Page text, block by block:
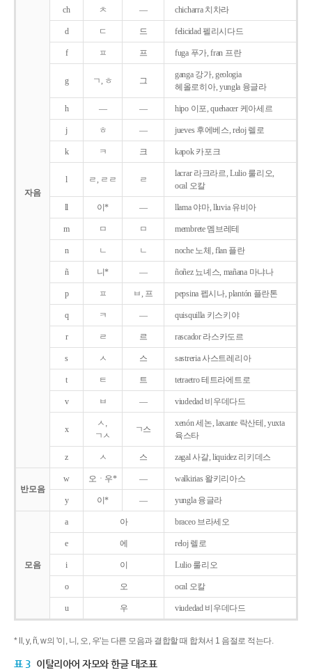
자음
ch ㅊ ― chicharra 치차라
d ㄷ 드 felicidad 펠리시다드
f ㅍ 프 fuga 푸가, fran 프란
g ㄱ, ㅎ 그
ganga 강가, geologia
헤올로히아, yungla 융글라
h ― ― hipo 이포, quehacer 케아세르
j ㅎ ― jueves 후에베스, reloj 렐로
k ㅋ 크 kapok 카포크
l ㄹ, ㄹㄹ ㄹ
lacrar 라크라르, Lulio 룰리오,
ocal 오칼
ll 이* ― llama 야마, lluvia 유비아
m ㅁ ㅁ membrete 멤브레테
n ㄴ ㄴ noche 노체, flan 플란
ñ 니* ― ñoñez 뇨녜스, mañana 마냐나
p ㅍ ㅂ, 프 pepsina 펩시나, plantón 플란톤
q ㅋ ― quisquilla 키스키야
r ㄹ 르 rascador 라스카도르
s ㅅ 스 sastreria 사스트레리아
t ㅌ 트 tetraetro 테트라에트로
v ㅂ ― viudedad 비우데다드
x
ㅅ,
ㄱㅅ
ㄱ스
xenón 세논, laxante 락산테, yuxta
육스타
z ㅅ 스 zagal 사갈, liquidez 리키데스
반모음
w 오ㆍ우* ― walkirias 왈키리아스
y 이* ― yungla 융글라
모음
a 아 braceo 브라세오
e 에 reloj 렐로
i 이 Lulio 룰리오
o 오 ocal 오칼
u 우 viudedad 비우데다드
* ll, y, ñ, w의 '이, 니, 오, 우'는 다른 모음과 결합할 때 합쳐서 1 음절로 적는다.
표 3 이탈리아어 자모와 한글 대조표